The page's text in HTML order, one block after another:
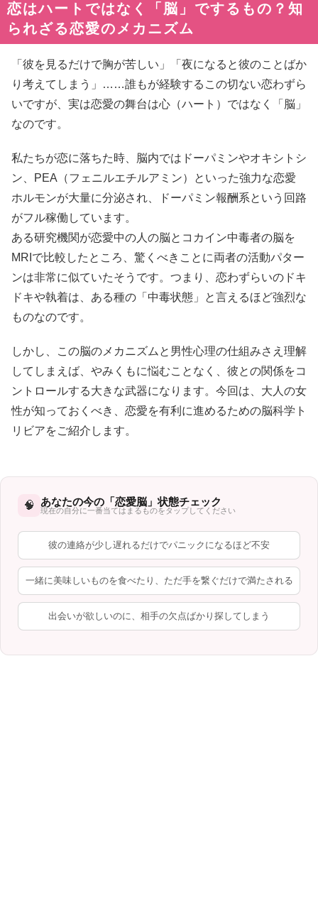
恋はハートではなく「脳」でするもの？知
られざる恋愛のメカニズム
「彼を見るだけで胸が苦しい」「夜になると彼のことばか
り考えてしまう」……誰もが経験するこの切ない恋わずら
いですが、実は恋愛の舞台は心（ハート）ではなく「脳」
なのです。
私たちが恋に落ちた時、脳内ではドーパミンやオキシトシ
ン、PEA（フェニルエチルアミン）といった強力な恋愛
ホルモンが大量に分泌され、ドーパミン報酬系という回路
がフル稼働しています。
ある研究機関が恋愛中の人の脳とコカイン中毒者の脳を
MRIで比較したところ、驚くべきことに両者の活動パター
ンは非常に似ていたそうです。つまり、恋わずらいのドキ
ドキや執着は、ある種の「中毒状態」と言えるほど強烈な
ものなのです。
しかし、この脳のメカニズムと男性心理の仕組みさえ理解
してしまえば、やみくもに悩むことなく、彼との関係をコ
ントロールする大きな武器になります。今回は、大人の女
性が知っておくべき、恋愛を有利に進めるための脳科学ト
リビアをご紹介します。
🧠 あなたの今の「恋愛脳」状態チェック
現在の自分に一番当てはまるものをタップしてください
彼の連絡が少し遅れるだけでパニックになるほど不安
一緒に美味しいものを食べたり、ただ手を繋ぐだけで満たされる
出会いが欲しいのに、相手の欠点ばかり探してしまう